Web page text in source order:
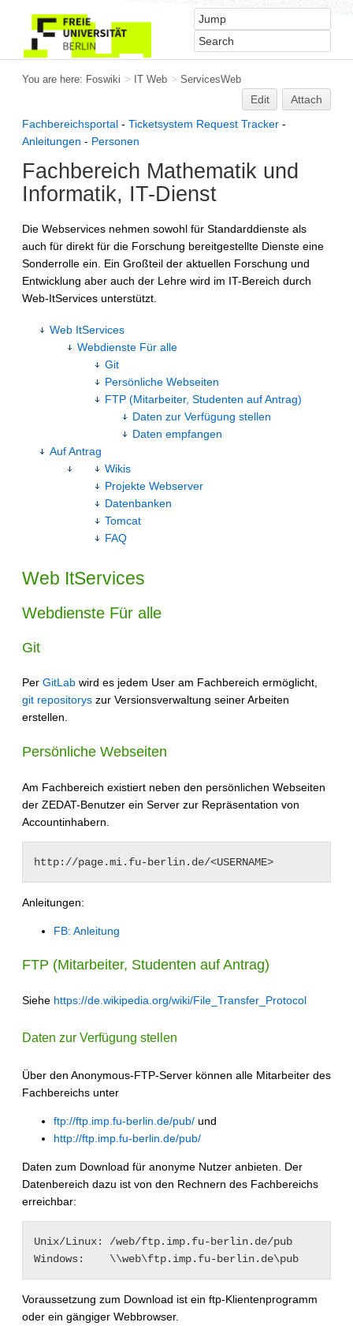
You are here: Foswiki > IT Web > ServicesWeb
Edit
Attach
Fachbereichsportal - Ticketsystem Request Tracker -
Anleitungen - Personen
Fachbereich Mathematik und
Informatik, IT-Dienst
Die Webservices nehmen sowohl für Standarddienste als
auch für direkt für die Forschung bereitgestellte Dienste eine
Sonderrolle ein. Ein Großteil der aktuellen Forschung und
Entwicklung aber auch der Lehre wird im IT-Bereich durch
Web-ItServices unterstützt.
Web ItServices
Webdienste Für alle
Git
Persönliche Webseiten
FTP (Mitarbeiter, Studenten auf Antrag)
Daten zur Verfügung stellen
Daten empfangen
Auf Antrag
Wikis
Projekte Webserver
Datenbanken
Tomcat
FAQ
Web ItServices
Webdienste Für alle
Git
Per GitLab wird es jedem User am Fachbereich ermöglicht,
git repositorys zur Versionsverwaltung seiner Arbeiten
erstellen.
Persönliche Webseiten
Am Fachbereich existiert neben den persönlichen Webseiten
der ZEDAT-Benutzer ein Server zur Repräsentation von
Accountinhabern.
Anleitungen:
FB: Anleitung
FTP (Mitarbeiter, Studenten auf Antrag)
Siehe https://de.wikipedia.org/wiki/File_Transfer_Protocol
Daten zur Verfügung stellen
Über den Anonymous-FTP-Server können alle Mitarbeiter des
Fachbereichs unter
ftp://ftp.imp.fu-berlin.de/pub/ und
http://ftp.imp.fu-berlin.de/pub/
Daten zum Download für anonyme Nutzer anbieten. Der
Datenbereich dazu ist von den Rechnern des Fachbereichs
erreichbar:
Unix/Linux: /web/ftp.imp.fu-berlin.de/pub
Voraussetzung zum Download ist ein ftp-Klientenprogramm
oder ein gängiger Webbrowser.